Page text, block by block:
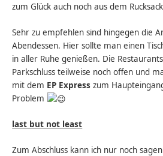
zum Glück auch noch aus dem
Sehr zu empfehlen sind hingegen die
Abendessen. Hier sollte man einen
in aller Ruhe genießen. Die
Parkschluss teilweise noch offen und
mit dem EP Express zum
Problem
last but not least
Zum Abschluss kann ich nur noch